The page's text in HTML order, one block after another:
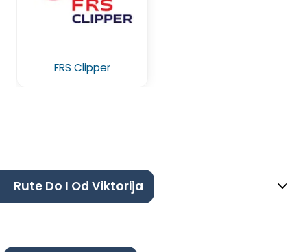
FRS Clipper
Rute Do I Od Viktorija